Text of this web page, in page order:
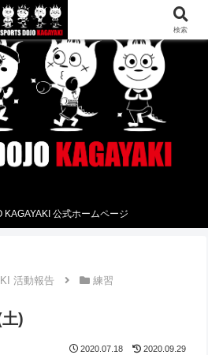
KAGAYAKI 公式ホームページ
活動報告 練習
)
2020.07.18 2020.09.29
検索